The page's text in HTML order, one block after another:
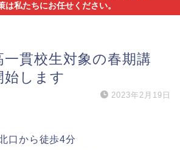
は私たちにお任せください。
貫校生対象の春期講
始します
2023年2月19日
口から徒歩4分